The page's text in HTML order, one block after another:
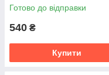
Готово до відправки
540 ₴
Купити